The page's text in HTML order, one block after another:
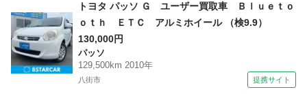
トヨタ パッソ Ｇ ユーザー買取車 Ｂｌｕｅｔｏ
ｏｔｈ ＥＴＣ アルミホイール （検9.9）
130,000円
パッソ
129,500km 2010年
八街市 提携サイト